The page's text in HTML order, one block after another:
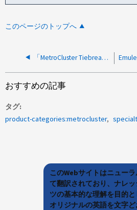
このページのトップへ
「MetroCluster Tiebreaker unable to reach cluster」イベントを受信しました
おすすめの記事
タグ
product-categories:metrocluster
このWebサイトはニュー
て翻訳されており、ナレ
ツの基本的な理解を目的と
オリジナルの英語を文字